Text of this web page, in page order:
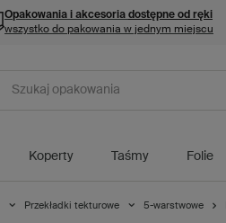
Opakowania i akcesoria dostępne od ręki
wszystko do pakowania w jednym miejscu
Koperty Taśmy Folie
Przekładki tekturowe 5-warstwowe